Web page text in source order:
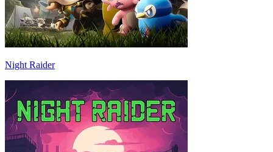
Night Raider